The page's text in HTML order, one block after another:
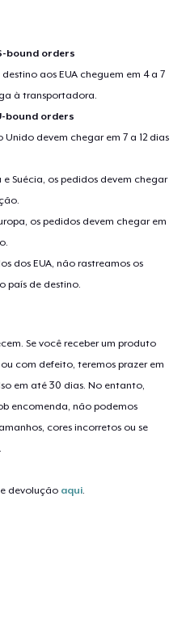
bound orders
aos EUA cheguem em 4 a 7
à transportadora.
bound orders
devem chegar em 7 a 12 dias
Suécia, os pedidos devem chegar
os pedidos devem chegar em
dos EUA, não rastreamos os
país de destino.
Se você receber um produto
com defeito, teremos prazer em
em até 30 dias. No entanto,
encomenda, não podemos
cores incorretos ou se
devolução aqui.